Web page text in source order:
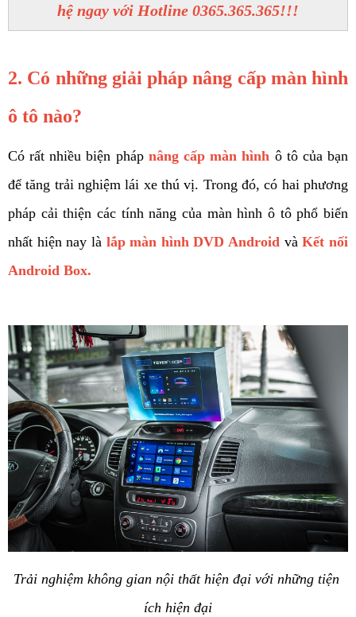
hệ ngay với Hotline 0365.365.365!!!
2. Có những giải pháp nâng cấp màn hình
ô tô nào?
Có rất nhiều biện pháp nâng cấp màn hình ô tô của bạn
để tăng trải nghiệm lái xe thú vị. Trong đó, có hai phương
pháp cải thiện các tính năng của màn hình ô tô phổ biến
nhất hiện nay là lắp màn hình DVD Android và Kết nối
Android Box.
Trải nghiệm không gian nội thất hiện đại với những tiện
ích hiện đại